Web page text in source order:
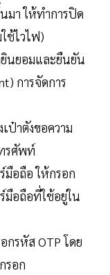
มา ให้ทำการปิด
ช้ไวไฟ)
นยอมและยืนยัน
การจัดการ
ป๋าตังขอความ
รศัพท์
มือถือ ให้กรอก
มือถือที่ใช้อยู่ใน
กรหัส OTP โดย
รอก